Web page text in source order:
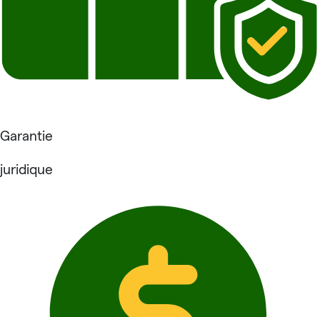
Garantie
juridique